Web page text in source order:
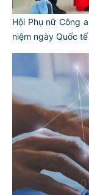
Hội Phụ nữ Công
niệm ngày Quốc